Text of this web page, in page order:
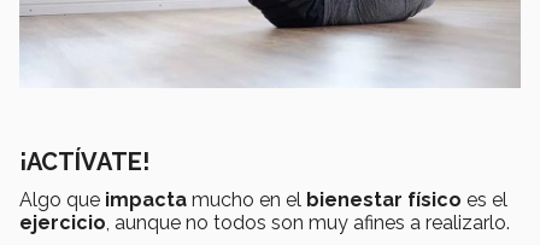
¡ACTÍVATE!
Algo que impacta mucho en el bienestar físico es el
ejercicio, aunque no todos son muy afines a realizarlo.